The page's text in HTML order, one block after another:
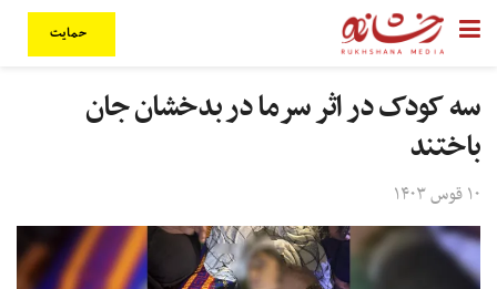
حمایت
سه کودک در اثر سرما در بدخشان جان
باختند
۱۰ قوس ۱۴۰۳